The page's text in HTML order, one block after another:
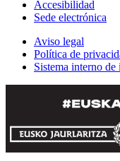
Accesibilidad
Sede electrónica
Aviso legal
Política de
Sistema interno